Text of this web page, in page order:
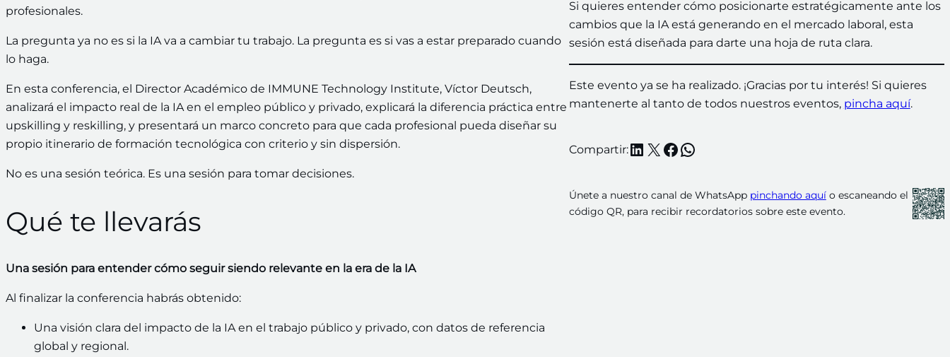
profesionales.
La pregunta ya no es si la IA va a cambiar tu trabajo. La pregunta es si vas a estar preparado cuando
lo haga.
En esta conferencia, el Director Académico de IMMUNE Technology Institute, Víctor Deutsch,
analizará el impacto real de la IA en el empleo público y privado, explicará la diferencia práctica entre
upskilling y reskilling, y presentará un marco concreto para que cada profesional pueda diseñar su
propio itinerario de formación tecnológica con criterio y sin dispersión.
No es una sesión teórica. Es una sesión para tomar decisiones.
Qué te llevarás
Una sesión para entender cómo seguir siendo relevante en la era de la IA
Al finalizar la conferencia habrás obtenido:
Una visión clara del impacto de la IA en el trabajo público y privado, con datos de referencia
global y regional.
Si quieres entender cómo posicionarte estratégicamente ante los
cambios que la IA está generando en el mercado laboral, esta
sesión está diseñada para darte una hoja de ruta clara.
Este evento ya se ha realizado. ¡Gracias por tu interés! Si quieres
mantenerte al tanto de todos nuestros eventos, pincha aquí.
Compartir:LinkedIn
X Facebook
WhatsApp
Únete a nuestro canal de WhatsApp pinchando aquío escaneando el
código QR, para recibir recordatorios sobre este evento.